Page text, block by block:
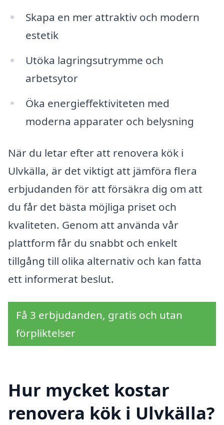
Skapa en mer attraktiv och modern
estetik
Utöka lagringsutrymme och
arbetsytor
Öka energieffektiviteten med
moderna apparater och belysning
När du letar efter att renovera kök i
Ulvkälla, är det viktigt att jämföra flera
erbjudanden för att försäkra dig om att
du får det bästa möjliga priset och
kvaliteten. Genom att använda vår
plattform får du snabbt och enkelt
tillgång till olika alternativ och kan fatta
ett informerat beslut.
Få 3 erbjudanden, gratis och utan
förpliktelser
Hur mycket kostar
renovera kök i Ulvkälla?